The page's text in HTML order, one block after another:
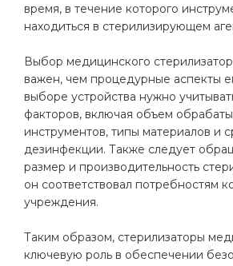
время, в течение которого
находиться в стерилизирующем
Выбор медицинского
важен, чем процедурные аспекты
выборе устройства нужно
факторов, включая объем
инструментов, типы материалов и
дезинфекции. Также следует
размер и производительность
он соответствовал потребностям
учреждения.
Таким образом, стерилизаторы
ключевую роль в обеспечении